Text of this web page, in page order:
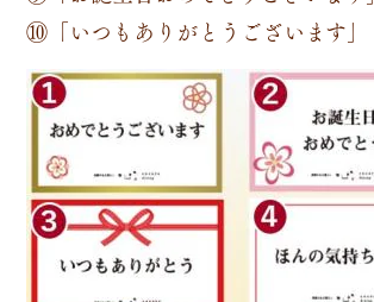
⑩「いつもありがとうございます」